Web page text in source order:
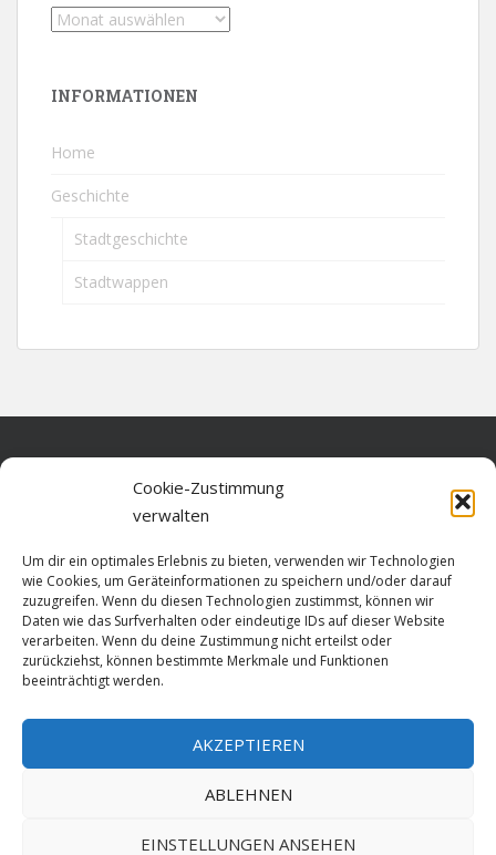
Cookie-Zustimmung
verwalten
Um dir ein optimales Erlebnis zu bieten, verwenden wir Technologien
wie Cookies, um Geräteinformationen zu speichern und/oder darauf
zuzugreifen. Wenn du diesen Technologien zustimmst, können wir
Daten wie das Surfverhalten oder eindeutige IDs auf dieser Website
verarbeiten. Wenn du deine Zustimmung nicht erteilst oder
zurückziehst, können bestimmte Merkmale und Funktionen
beeinträchtigt werden.
AKZEPTIEREN
ABLEHNEN
EINSTELLUNGEN ANSEHEN
INFORMATIONEN
Home
Geschichte
Stadtgeschichte
Stadtwappen
Datenschutz
Cookie-Richtlinie (EU)
Impressum
HOME